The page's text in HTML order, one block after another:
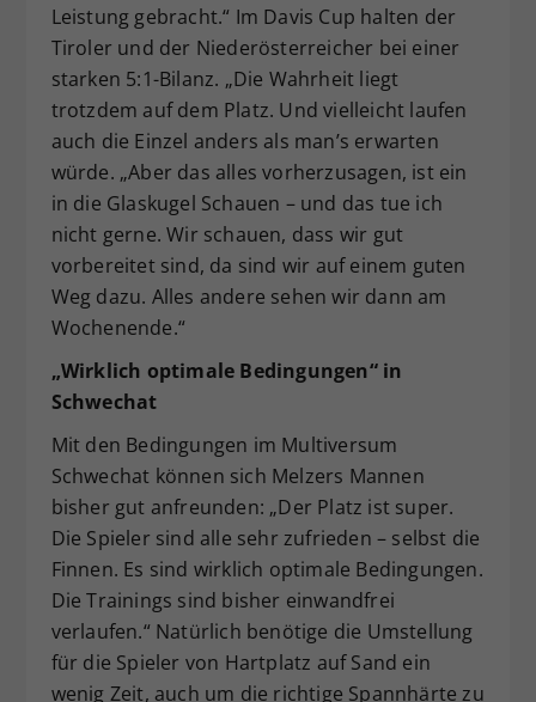
Leistung gebracht.“ Im Davis Cup halten der
Tiroler und der Niederösterreicher bei einer
starken 5:1-Bilanz. „Die Wahrheit liegt
trotzdem auf dem Platz. Und vielleicht laufen
auch die Einzel anders als man’s erwarten
würde. „Aber das alles vorherzusagen, ist ein
in die Glaskugel Schauen – und das tue ich
nicht gerne. Wir schauen, dass wir gut
vorbereitet sind, da sind wir auf einem guten
Weg dazu. Alles andere sehen wir dann am
Wochenende.“
„Wirklich optimale Bedingungen“ in
Schwechat
Mit den Bedingungen im Multiversum
Schwechat können sich Melzers Mannen
bisher gut anfreunden: „Der Platz ist super.
Die Spieler sind alle sehr zufrieden – selbst die
Finnen. Es sind wirklich optimale Bedingungen.
Die Trainings sind bisher einwandfrei
verlaufen.“ Natürlich benötige die Umstellung
für die Spieler von Hartplatz auf Sand ein
wenig Zeit, auch um die richtige Spannhärte zu